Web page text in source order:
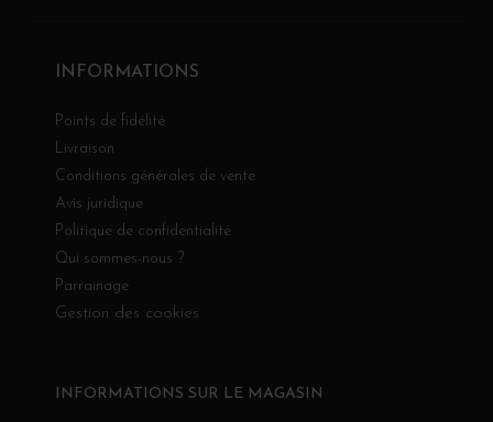
INFORMATIONS
Points de fidélité
Livraison
Conditions générales de vente
Avis juridique
Politique de confidentialité
Qui sommes-nous ?
Parrainage
Gestion des cookies
INFORMATIONS SUR LE MAGASIN